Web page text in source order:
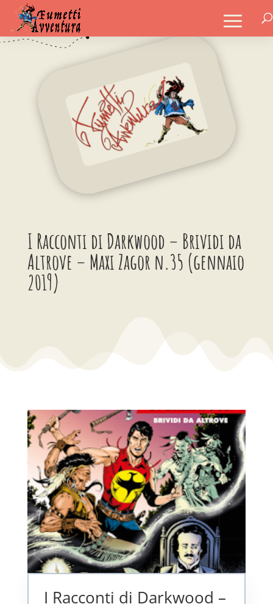
I Racconti di Darkwood – Brividi da
Altrove – Maxi Zagor n.35 (gennaio
2019)
I Racconti di Darkwood –